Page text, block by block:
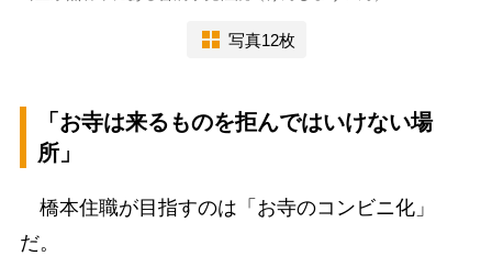
写真12枚
「お寺は来るものを拒んではいけない場
所」
橋本住職が目指すのは「お寺のコンビニ化」
だ。